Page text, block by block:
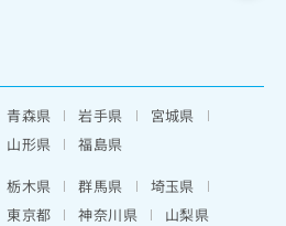
青森県 岩手県
宮城県
山形県
福島県
栃木県 群馬県
埼玉県
東京都 神奈川県
山梨県